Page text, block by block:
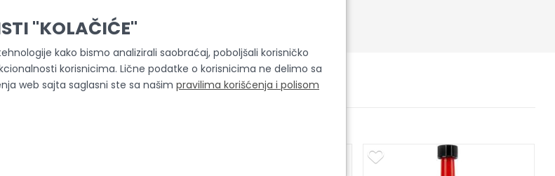
mokrim kvačilom.
"KOLAČIĆE"
kako bismo analizirali saobraćaj, poboljšali korisničko
korisnicima. Lične podatke o korisnicima ne delimo sa
web sajta saglasni ste sa našim pravilima korišćenja i polisom